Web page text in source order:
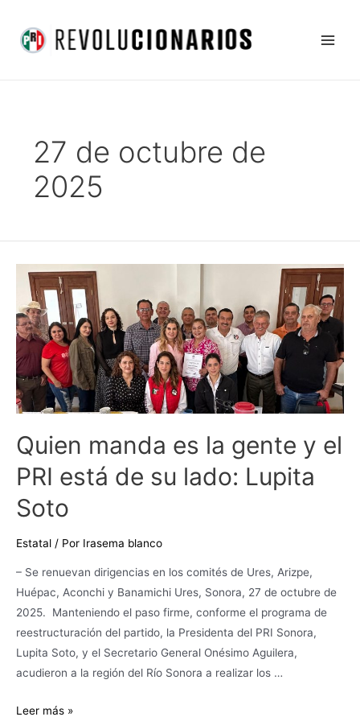
contenido
27 de octubre de
2025
Quien manda es la gente y el
PRI está de su lado: Lupita
Soto
Estatal / Por Irasema blanco
– Se renuevan dirigencias en los comités de Ures, Arizpe,
Huépac, Aconchi y Banamichi Ures, Sonora, 27 de octubre de
2025. Manteniendo el paso firme, conforme el programa de
reestructuración del partido, la Presidenta del PRI Sonora,
Lupita Soto, y el Secretario General Onésimo Aguilera,
acudieron a la región del Río Sonora a realizar los …
Quien
manda
es
la
gente
y
el
PRI
está
de
su
Lupita
Leer más »